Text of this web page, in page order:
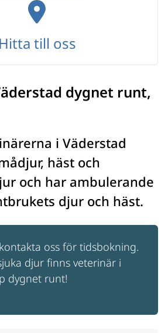
Hitta till oss
dygnet runt,
i Väderstad
häst och
och har ambulerande
djur och häst.
oss för tidsbokning.
djur finns veterinär i
dygnet runt!